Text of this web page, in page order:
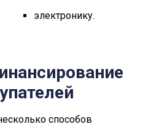
электронику.
способов